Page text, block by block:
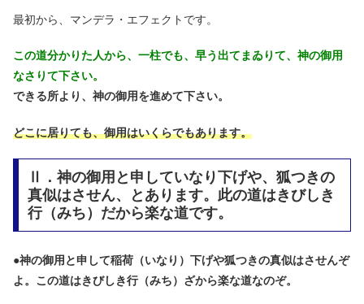
最初から、マンデラ・エフェクトです。
この道分かりた人から、一柱でも、早う出てまゐりて、神の御用
なさりて下さい。
できる所より、神の御用を進めて下さい。
どこに居りても、御用はいくらでもあります。
Ⅱ．神の御用と申していなり下げや、狐つきの
真似はさせん、とあります。此の道はきびしき
行（みち）だから楽な道です。
●神の御用と申して稲荷（いなり）下げや狐つきの真似はさせんぞ
よ。この道はきびしき行（みち）ざから楽な道なのぞ。